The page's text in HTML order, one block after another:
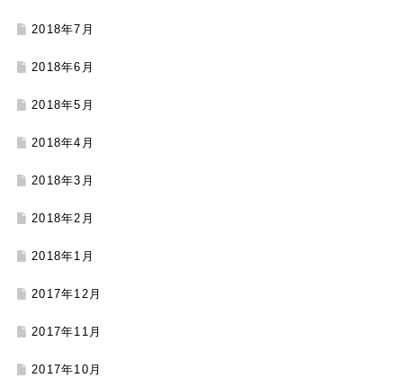
2018年7月
2018年6月
2018年5月
2018年4月
2018年3月
2018年2月
2018年1月
2017年12月
2017年11月
2017年10月